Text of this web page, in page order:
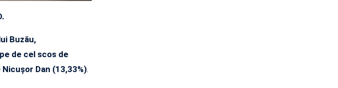
Buzău,
de cel scos de
Dan (13,33%).